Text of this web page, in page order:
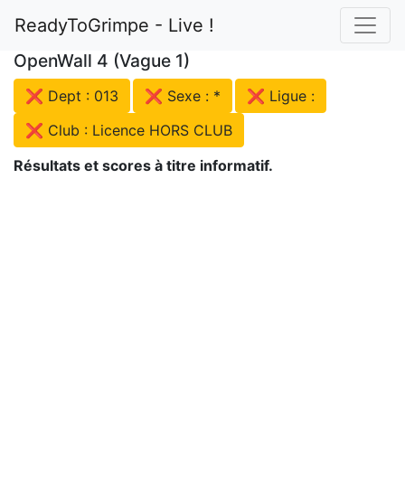
ReadyToGrimpe - Live !
OpenWall 4 (Vague 1)
❌ Dept : 013 ❌ Sexe : *
❌ Ligue :
❌ Club : Licence HORS CLUB
Résultats et scores à titre informatif.